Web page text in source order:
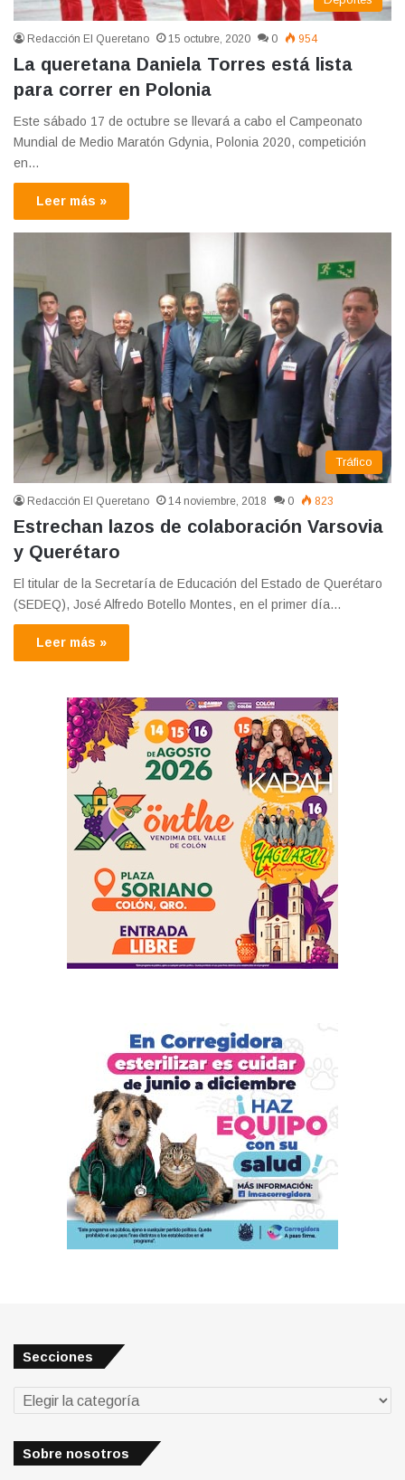
Redacción El Queretano 15 octubre, 2020 0 954
La queretana Daniela Torres está lista
para correr en Polonia
Este sábado 17 de octubre se llevará a cabo el Campeonato
Mundial de Medio Maratón Gdynia, Polonia 2020, competición
en…
Leer más »
Tráfico
Redacción El Queretano 14 noviembre, 2018 0 823
Estrechan lazos de colaboración Varsovia
y Querétaro
El titular de la Secretaría de Educación del Estado de Querétaro
(SEDEQ), José Alfredo Botello Montes, en el primer día…
Leer más »
Secciones
Secciones
Sobre nosotros